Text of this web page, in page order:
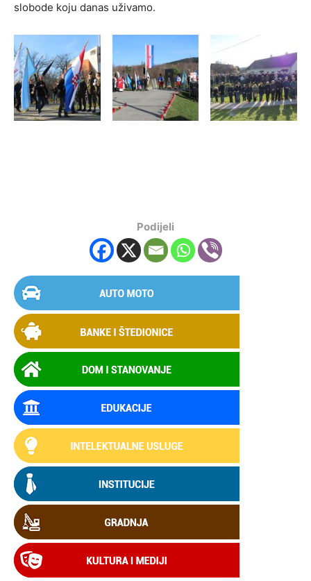
slobode koju danas uživamo.
Podijeli